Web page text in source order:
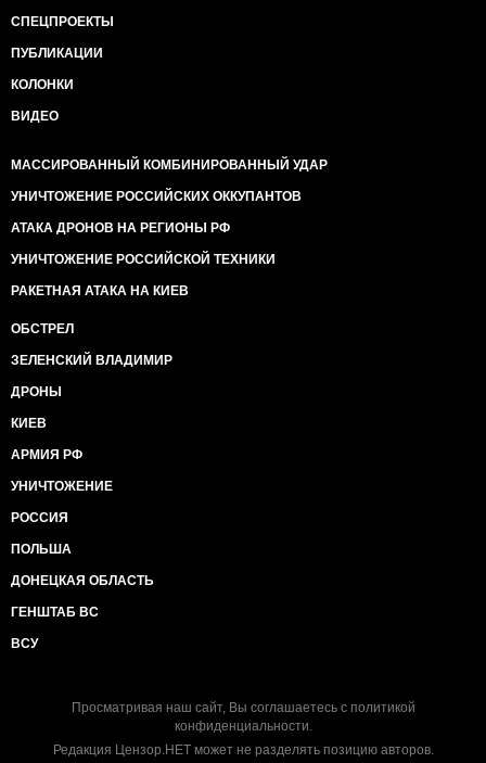
СПЕЦПРОЕКТЫ
ПУБЛИКАЦИИ
КОЛОНКИ
ВИДЕО
МАССИРОВАННЫЙ КОМБИНИРОВАННЫЙ УДАР
УНИЧТОЖЕНИЕ РОССИЙСКИХ ОККУПАНТОВ
АТАКА ДРОНОВ НА РЕГИОНЫ РФ
УНИЧТОЖЕНИЕ РОССИЙСКОЙ ТЕХНИКИ
РАКЕТНАЯ АТАКА НА КИЕВ
ОБСТРЕЛ
ЗЕЛЕНСКИЙ ВЛАДИМИР
ДРОНЫ
КИЕВ
АРМИЯ РФ
УНИЧТОЖЕНИЕ
РОССИЯ
ПОЛЬША
ДОНЕЦКАЯ ОБЛАСТЬ
ГЕНШТАБ ВС
ВСУ
Просматривая наш сайт, Вы соглашаетесь с политикой
конфиденциальности.
Редакция Цензор.НЕТ может не разделять позицию авторов.